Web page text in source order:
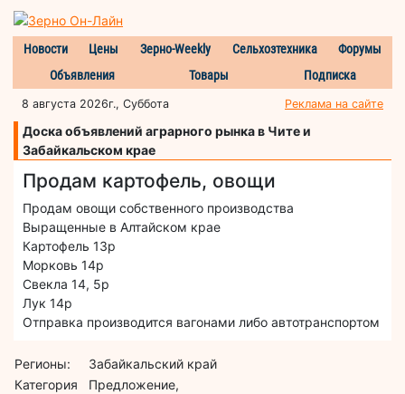
Новости Цены Зерно-Weekly Сельхозтехника
Форумы
Объявления
Товары Подписка
8 августа 2026г., Суббота Реклама на сайте
Доска объявлений аграрного рынка в Чите и
Забайкальском крае
Продам картофель, овощи
Продам овощи собственного производства
Выращенные в Алтайском крае
Картофель 13р
Морковь 14р
Свекла 14, 5р
Лук 14р
Отправка производится вагонами либо автотранспортом
Регионы:
Забайкальский край
Категория
Предложение,